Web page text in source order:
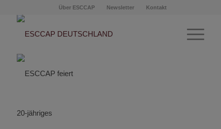
Über ESCCAP Newsletter Kontakt
beim Pferd mit der